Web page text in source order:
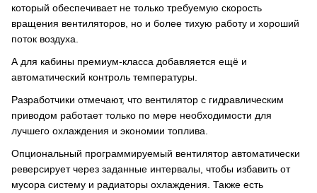
который обеспечивает не только требуемую скорость
вращения вентиляторов, но и более тихую работу и хороший
поток воздуха.
А для кабины премиум-класса добавляется ещё и
автоматический контроль температуры.
Разработчики отмечают, что вентилятор с гидравлическим
приводом работает только по мере необходимости для
лучшего охлаждения и экономии топлива.
Опциональный программируемый вентилятор автоматически
реверсирует через заданные интервалы, чтобы избавить от
мусора систему и радиаторы охлаждения. Также есть